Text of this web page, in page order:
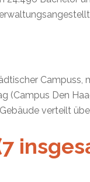
Campuss,
(Campus Den
verteilt